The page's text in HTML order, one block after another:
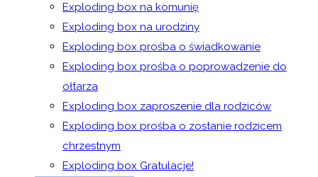
Exploding box na komunię
Exploding box na urodziny
Exploding box prośba o świadkowanie
Exploding box prośba o poprowadzenie do
ołtarza
Exploding box zaproszenie dla rodziców
Exploding box prośba o zostanie rodzicem
chrzestnym
Exploding box Gratulacje!